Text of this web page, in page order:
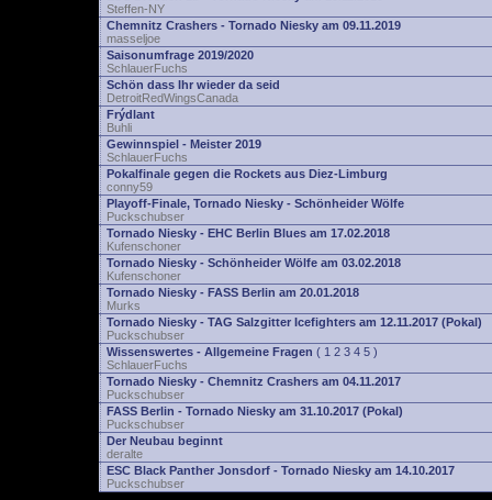
Steffen-NY
Chemnitz Crashers - Tornado Niesky am 09.11.2019
masseljoe
Saisonumfrage 2019/2020
SchlauerFuchs
Schön dass Ihr wieder da seid
DetroitRedWingsCanada
Frýdlant
Buhli
Gewinnspiel - Meister 2019
SchlauerFuchs
Pokalfinale gegen die Rockets aus Diez-Limburg
conny59
Playoff-Finale, Tornado Niesky - Schönheider Wölfe
Puckschubser
Tornado Niesky - EHC Berlin Blues am 17.02.2018
Kufenschoner
Tornado Niesky - Schönheider Wölfe am 03.02.2018
Kufenschoner
Tornado Niesky - FASS Berlin am 20.01.2018
Murks
Tornado Niesky - TAG Salzgitter Icefighters am 12.11.2017 (Pokal)
Puckschubser
Wissenswertes - Allgemeine Fragen ( 1 2 3 4 5 )
SchlauerFuchs
Tornado Niesky - Chemnitz Crashers am 04.11.2017
Puckschubser
FASS Berlin - Tornado Niesky am 31.10.2017 (Pokal)
Puckschubser
Der Neubau beginnt
deralte
ESC Black Panther Jonsdorf - Tornado Niesky am 14.10.2017
Puckschubser